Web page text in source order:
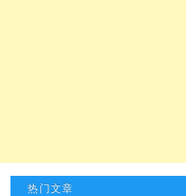
热门文章